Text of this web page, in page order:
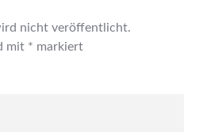
nicht veröffentlicht.
mit * markiert